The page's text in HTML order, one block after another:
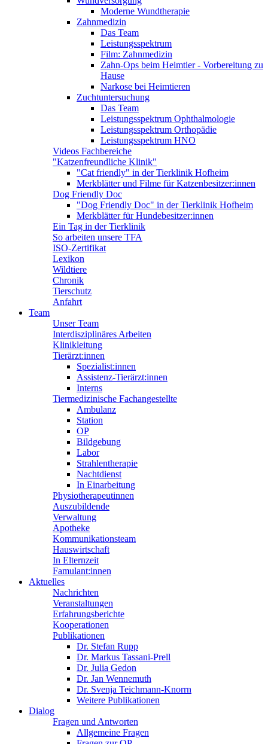
Moderne Wundtherapie
Zahnmedizin
Das Team
Leistungsspektrum
Film: Zahnmedizin
Zahn-Ops beim Heimtier - Vorbereitung zu
Hause
Narkose bei Heimtieren
Zuchtuntersuchung
Das Team
Leistungsspektrum Ophthalmologie
Leistungsspektrum Orthopädie
Leistungsspektrum HNO
Videos Fachbereiche
"Katzenfreundliche Klinik"
"Cat friendly" in der Tierklinik Hofheim
Merkblätter und Filme für Katzenbesitzer:innen
Dog Friendly Doc
"Dog Friendly Doc" in der Tierklinik Hofheim
Merkblätter für Hundebesitzer:innen
Ein Tag in der Tierklinik
So arbeiten unsere TFA
ISO-Zertifikat
Lexikon
Wildtiere
Chronik
Tierschutz
Anfahrt
Team
Unser Team
Interdisziplinäres Arbeiten
Klinikleitung
Tierärzt:innen
Spezialist:innen
Assistenz-Tierärzt:innen
Interns
Tiermedizinische Fachangestellte
Ambulanz
Station
OP
Bildgebung
Labor
Strahlentherapie
Nachtdienst
In Einarbeitung
Physiotherapeutinnen
Auszubildende
Verwaltung
Apotheke
Kommunikationsteam
Hauswirtschaft
In Elternzeit
Famulant:innen
Aktuelles
Nachrichten
Veranstaltungen
Erfahrungsberichte
Kooperationen
Publikationen
Dr. Stefan Rupp
Dr. Markus Tassani-Prell
Dr. Julia Gedon
Dr. Jan Wennemuth
Dr. Svenja Teichmann-Knorrn
Weitere Publikationen
Dialog
Fragen und Antworten
Allgemeine Fragen